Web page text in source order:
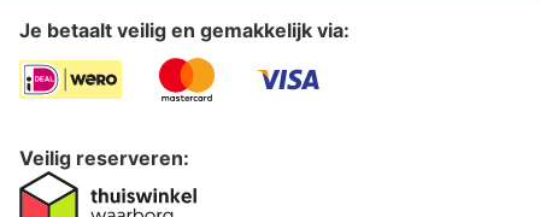
Je betaalt veilig en gemakkelijk via:
Veilig reserveren: